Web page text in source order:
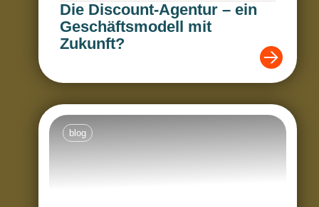
Die Discount-Agentur – ein
Geschäftsmodell mit
Zukunft?
blog